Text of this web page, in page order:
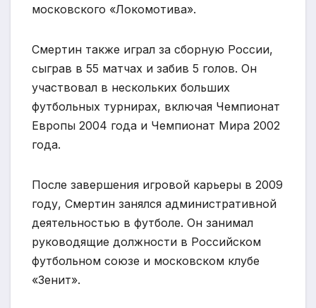
московского «Локомотива».
Смертин также играл за сборную России,
сыграв в 55 матчах и забив 5 голов. Он
участвовал в нескольких больших
футбольных турнирах, включая Чемпионат
Европы 2004 года и Чемпионат Мира 2002
года.
После завершения игровой карьеры в 2009
году, Смертин занялся административной
деятельностью в футболе. Он занимал
руководящие должности в Российском
футбольном союзе и московском клубе
«Зенит».